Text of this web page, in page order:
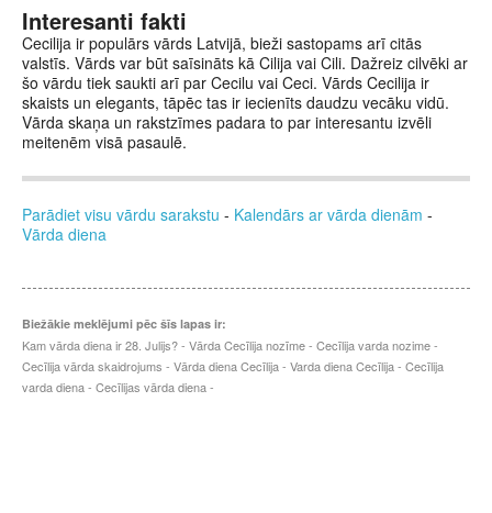
Interesanti fakti
Cecilija ir populārs vārds Latvijā, bieži sastopams arī citās
valstīs. Vārds var būt saīsināts kā Cilija vai Cili. Dažreiz cilvēki ar
šo vārdu tiek saukti arī par Cecilu vai Ceci. Vārds Cecilija ir
skaists un elegants, tāpēc tas ir iecienīts daudzu vecāku vidū.
Vārda skaņa un rakstzīmes padara to par interesantu izvēli
meitenēm visā pasaulē.
Parādiet visu vārdu sarakstu - Kalendārs ar vārda dienām -
Vārda diena
Biežākie meklējumi pēc šīs lapas ir:
Kam vārda diena ir 28. Julijs? - Vārda Cecīlija nozīme - Cecīlija varda nozime -
Cecīlija vārda skaidrojums - Vārda diena Cecīlija - Varda diena Cecīlija - Cecīlija
varda diena - Cecīlijas vārda diena -